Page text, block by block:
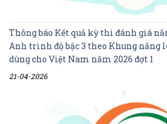
Thông báo Kết quả kỳ thi đánh giá
Anh trình độ bậc 3 theo Khung năng
dùng cho Việt Nam năm 2026 đợt 1
21-04-2026